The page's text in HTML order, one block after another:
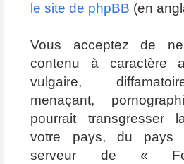
le site de phpBB (en
Vous acceptez de
contenu à caractère
vulgaire,
menaçant,
pourrait transgresser
votre pays, du pays
serveur de «